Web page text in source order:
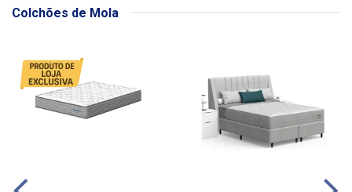
Colchões de Mola